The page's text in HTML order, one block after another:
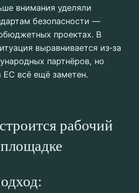
внимания уделяли
безопасности —
проектах. В
выравнивается из‑за
партнёров, но
всё ещё заметен.
рабочий